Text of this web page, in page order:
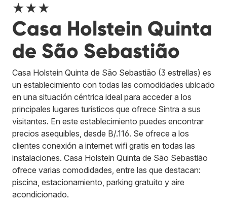
★★★
Casa Holstein Quinta
de São Sebastião
Casa Holstein Quinta de São Sebastião (3 estrellas) es
un establecimiento con todas las comodidades ubicado
en una situación céntrica ideal para acceder a los
principales lugares turísticos que ofrece Sintra a sus
visitantes. En este establecimiento puedes encontrar
precios asequibles, desde B/.116. Se ofrece a los
clientes conexión a internet wifi gratis en todas las
instalaciones. Casa Holstein Quinta de São Sebastião
ofrece varias comodidades, entre las que destacan:
piscina, estacionamiento, parking gratuito y aire
acondicionado.